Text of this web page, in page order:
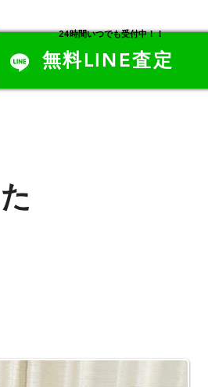
無料LINE査定
24時間いつでも受付中！！